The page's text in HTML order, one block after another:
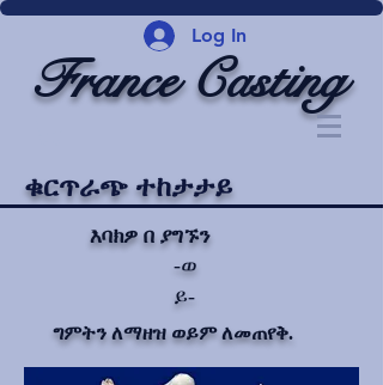
Log In
France Casting
ቁርጥራጭ ተከታታይ
እባክዎ በ ያግኙን
-ወ
ይ-
ግምትን ለማዘዝ ወይም ለመጠየቅ.